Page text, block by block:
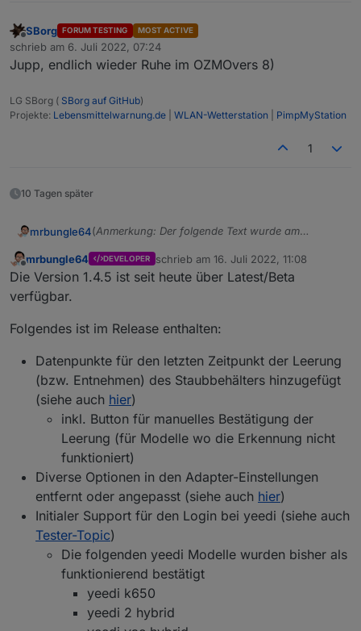
Offline
SBorg FORUM TESTING MOST ACTIVE
schrieb am 6. Juli 2022, 07:24
zuletzt editiert von
Jupp, endlich wieder Ruhe im OZMOvers 8)
LG SBorg ( SBorg auf GitHub)
Projekte: Lebensmittelwarnung.de WLAN-Wetterstation PimpMyStation
1
10 Tagen später
mrbungle64(Anmerkung: Der folgende Text wurde am
aktualisiert)
Hallo zusammen,
und natürlich auch nach Eurer Meinung fragen,
soweit alles damit umsetzen könnt, was Ihr Euch
so vorgestellt habt ( Bitte dabei aber realistisch
bleiben und auch den aktuellen Status
berücksichtigen ;) ).
Aktuelle Versionen
Stadiu
m
Version Releasedatum
Stable
20.02.2024
1.4.15 16.03.2024
Alpha
alpha.2
Bekannte (größere) Probleme
Offline
mrbungle64 DEVELOPER schrieb am 16. Juli 2022, 11:08
zuletzt editiert von
Die Version 1.4.5 ist seit heute über Latest/Beta
verfügbar.
Folgendes ist im Release enthalten:
Datenpunkte für den letzten Zeitpunkt der Leerung
(bzw. Entnehmen) des Staubbehälters hinzugefügt
(siehe auch hier)
inkl. Button für manuelles Bestätigung der
Leerung (für Modelle wo die Erkennung nicht
funktioniert)
Diverse Optionen in den Adapter-Einstellungen
entfernt oder angepasst (siehe auch hier)
Initialer Support für den Login bei yeedi (siehe auch
Tester-Topic)
Die folgenden yeedi Modelle wurden bisher als
funktionierend bestätigt
yeedi k650
yeedi 2 hybrid